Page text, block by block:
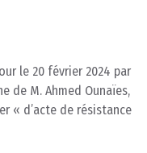
le 20 février 2024 par
de M. Ahmed Ounaïes,
« d’acte de résistance